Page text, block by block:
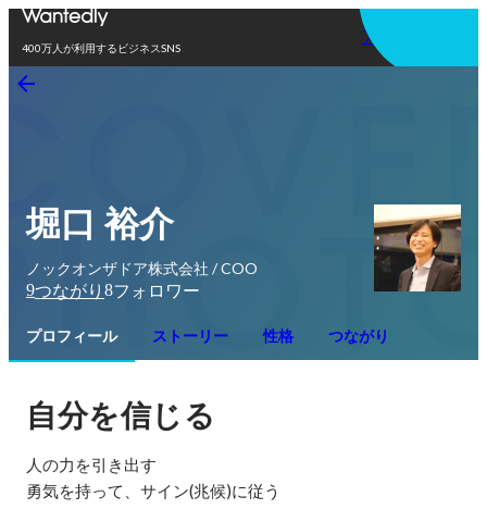
400万人が利用するビジネスSNS
アプリを使う
堀口 裕介
ノックオンザドア株式会社 / COO
9つながり 8フォロワー
プロフィール ストーリー 性格 つながり
自分を信じる
人の力を引き出す
勇気を持って、サイン(兆候)に従う